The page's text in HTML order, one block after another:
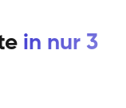
in nur 3